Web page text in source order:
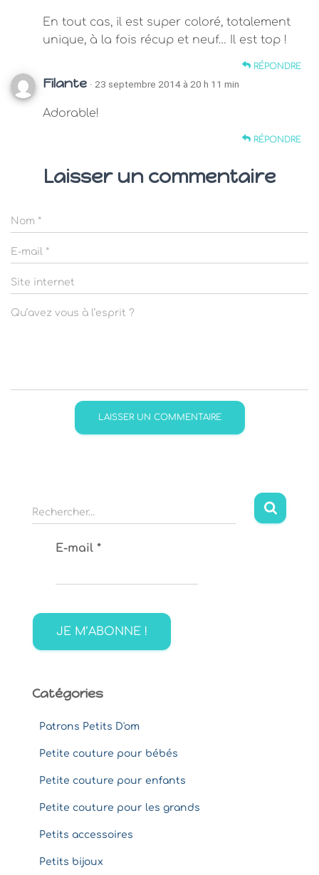
En tout cas, il est super coloré, totalement
unique, à la fois récup et neuf… Il est top !
RÉPONDRE
Filante · 23 septembre 2014 à 20 h 11 min
Adorable!
RÉPONDRE
Laisser un commentaire
Nom *
E-mail *
Site internet
Qu’avez vous à l’esprit ?
R
e
h
r
Rechercher…
E-mail *
Catégories
Patrons Petits D'om
Petite couture pour bébés
Petite couture pour enfants
Petite couture pour les grands
Petits accessoires
Petits bijoux